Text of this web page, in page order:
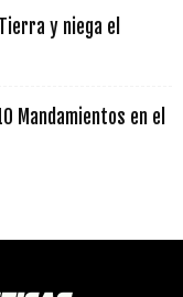
y niega el
Mandamientos en el